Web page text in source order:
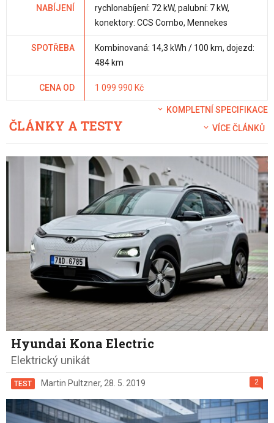
NABÍJENÍ
rychlonabíjení: 72 kW, palubní: 7 kW,
konektory: CCS Combo, Mennekes
SPOTŘEBA
Kombinovaná: 14,3 kWh / 100 km, dojezd:
484 km
CENA OD 1 099 990 Kč
KOMPLETNÍ SPECIFIKACE
ČLÁNKY A TESTY VÍCE ČLÁNKŮ
Hyundai Kona Electric
Elektrický unikát
2
TEST Martin Pultzner, 28. 5. 2019